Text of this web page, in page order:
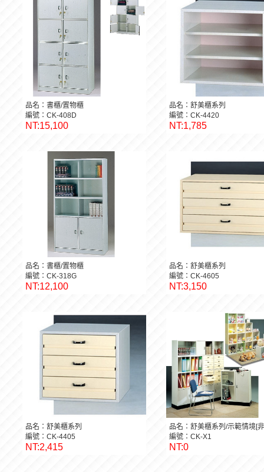
品名：書櫃/置物櫃
編號：CK-408D
NT:15,100
品名：舒美櫃系列
編號：CK-4420
NT:1,785
品名：書櫃/置物櫃
編號：CK-318G
NT:12,100
品名：舒美櫃系列
編號：CK-4605
NT:3,150
品名：舒美櫃系列
編號：CK-4405
NT:2,415
品名：舒美櫃系列/示範情境[
編號：CK-X1
NT:0